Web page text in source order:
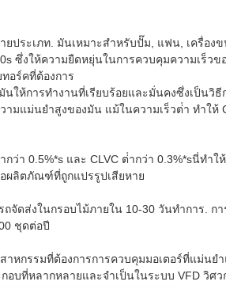
ประเภท. มันเหมาะสําหรับปั๊ม, แฟน, เครื่อง
ซึ่งให้ความยืดหยุ่นในการควบคุมความเร็วข
อร์คที่ต้องการ
ให้การทํางานที่เรียบร้อยและมั่นคงซึ่งเป็นวิธี
มแม่นยําสูงของมัน แม้ในความเร็วต่ํา ทําให้
า 0.5%*s และ CLVC ต่ํากว่า 0.3%*sนี่ทําใ
อผลิตภัณฑ์ที่ถูกแปรรูปเสียหาย
ดส่งในกรอบไม้ภายใน 10-30 วันทําการ. กา
ชุดต่อปี
าหกรรมที่ต้องการการควบคุมมอเตอร์ที่แม่นยํ
อบที่หลากหลายและจําเป็นในระบบ VFD วิศว